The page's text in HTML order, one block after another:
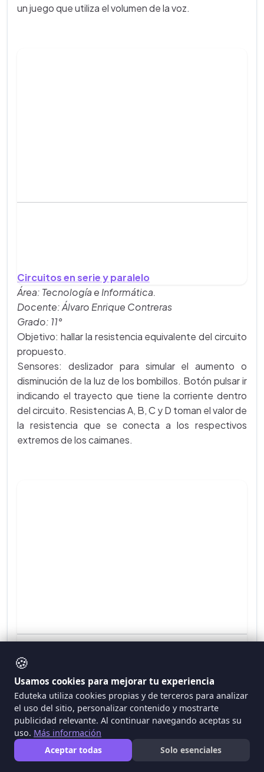
un juego que utiliza el volumen de la voz.
Circuitos en serie y paralelo
Área: Tecnología e Informática.
Docente: Álvaro Enrique Contreras
Grado: 11°
Objetivo: hallar la resistencia equivalente del circuito
propuesto.
Sensores: deslizador para simular el aumento o
disminución de la luz de los bombillos. Botón pulsar ir
indicando el trayecto que tiene la corriente dentro
del circuito. Resistencias A, B, C y D toman el valor de
la resistencia que se conecta a los respectivos
extremos de los caimanes.
La ley de Boyle de los gases ideales
Colegio Comfandi el Prado
Docentes: Edward Muñoz - Arturo Tabares
Grado décimo
🍪
Usamos cookies para mejorar tu experiencia
Eduteka utiliza cookies propias y de terceros para analizar
el uso del sitio, personalizar contenido y mostrarte
publicidad relevante. Al continuar navegando aceptas su
uso. Más información
Aceptar todas
Solo esenciales